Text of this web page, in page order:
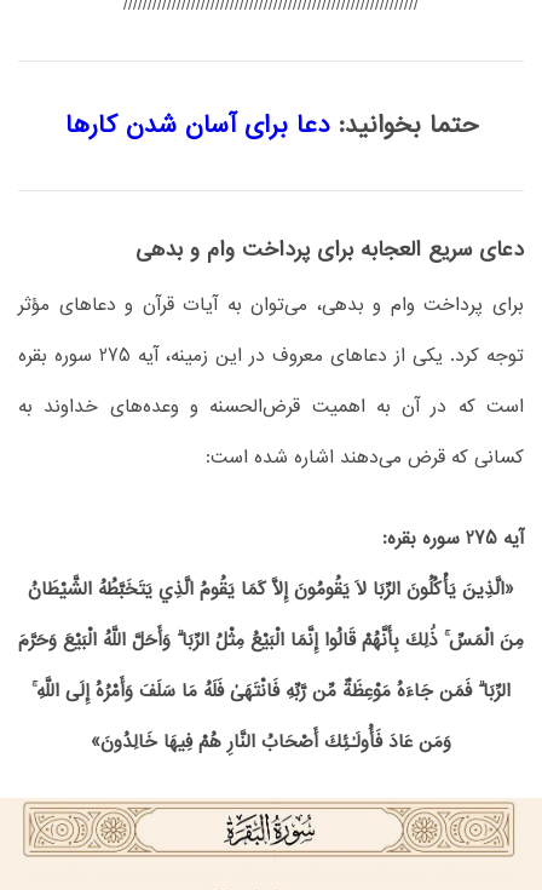
حتما بخوانید:دعا برای آسان شدن کارها
دعای سریع العجابه برای پرداخت وام و بدهی
برای پرداخت وام و بدهی، می‌توان به آیات قرآن و دعاهای مؤثر
توجه کرد. یکی از دعاهای معروف در این زمینه، آیه 275 سوره بقره
است که در آن به اهمیت قرض‌الحسنه و وعده‌های خداوند به
کسانی که قرض می‌دهند اشاره شده است:
آیه 275 سوره بقره:
«الَّذِينَ يَأْكُلُونَ الرِّبَا لَا يَقُومُونَ إِلَّا كَمَا يَقُومُ الَّذِي يَتَخَبَّطُهُ الشَّيْطَانُ
مِنَ الْمَسِّ ۚ ذَٰلِكَ بِأَنَّهُمْ قَالُوا إِنَّمَا الْبَيْعُ مِثْلُ الرِّبَا ۗ وَأَحَلَّ اللَّهُ الْبَيْعَ وَحَرَّمَ
الرِّبَا ۗ فَمَن جَاءَهُ مَوْعِظَةٌ مِّن رَّبِّهِ فَانْتَهَىٰ فَلَهُ مَا سَلَفَ وَأَمْرُهُ إِلَى اللَّهِ ۚ
وَمَن عَادَ فَأُولَـٰئِكَ أَصْحَابُ النَّارِ هُمْ فِيهَا خَالِدُونَ»